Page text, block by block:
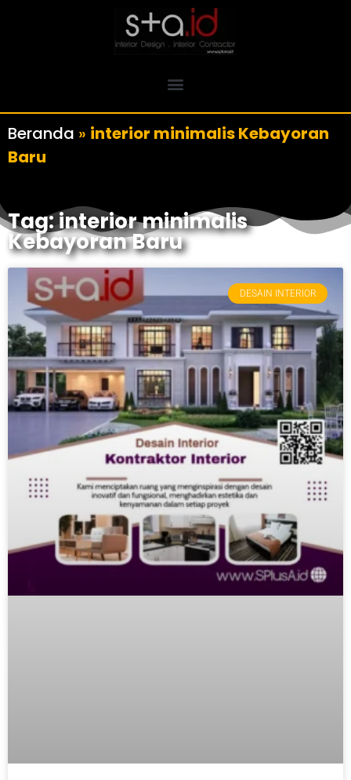
Beranda » interior minimalis Kebayoran
Baru
Tag: interior minimalis
Kebayoran Baru
DESAIN INTERIOR